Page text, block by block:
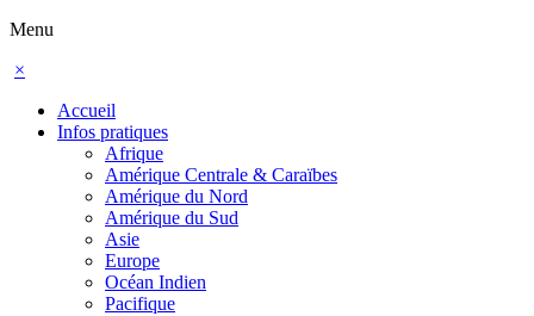
Menu
×
Accueil
Infos pratiques
Afrique
Amérique Centrale & Caraïbes
Amérique du Nord
Amérique du Sud
Asie
Europe
Océan Indien
Pacifique